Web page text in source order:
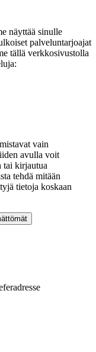
näyttää sinulle
palveluntarjoajat
tällä verkkosivustolla
vain
avulla voit
tai kirjautua
tehdä mitään
tietoja koskaan